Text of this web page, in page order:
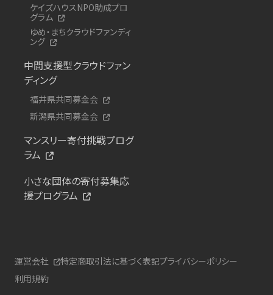
ケイズハウスNPO助成プロ
グラム
ゆめ・まちクラウドファンディ
ング
中間支援型クラウドファン
ディング
福井県共同募金会
新潟県共同募金会
マンスリー寄付挑戦プログ
ラム
小さな団体の寄付募集応
援プログラム
運営会社 特定商取引法に基づく表記プライバシーポリシー
利用規約